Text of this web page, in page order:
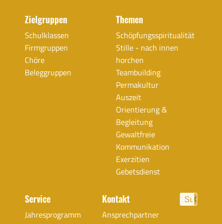
Zielgruppen
Schulklassen
Firmgruppen
Chöre
Beleggruppen
Themen
Schöpfungsspiritualität
Stille - nach innen
horchen
Teambuilding
Permakultur
Auszeit
Orientierung &
Begleitung
Gewaltfreie
Kommunikation
Exerzitien
Gebetsdienst
Service
Jahresprogramm
Kontakt
Ansprechpartner